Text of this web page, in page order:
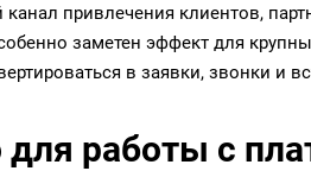
привлечения клиентов,
заметен эффект для
в заявки, звонки и
работы с